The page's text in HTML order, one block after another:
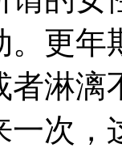
。更年
者淋
一次，